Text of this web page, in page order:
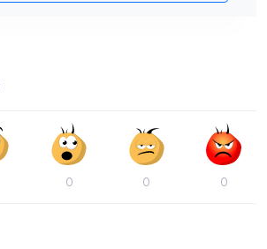
0 0 0